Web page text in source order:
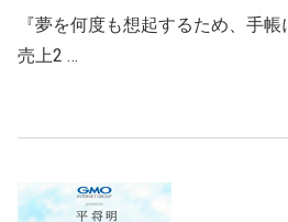
『夢を何度も想起するため、手帳
売上2 …